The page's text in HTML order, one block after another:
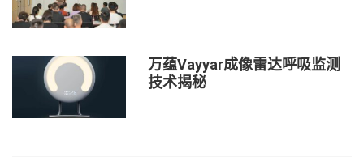
万蕴Vayyar成像雷达呼吸监测
技术揭秘